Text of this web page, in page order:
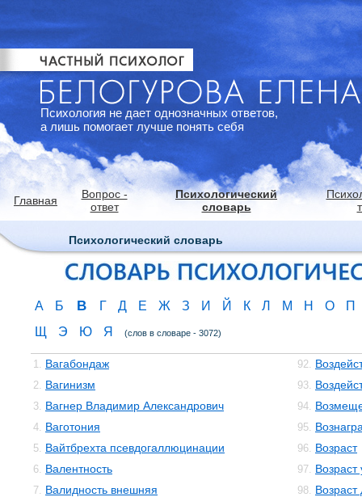
Психология не дает однозначных ответов,
а лишь помогает лучше понять себя
Главная
Вопрос -
ответ
Психологический
словарь
Психологический словарь
А Б В Г Д Е Ж З И Й К Л М Н О
П
Щ
Э Ю Я (слов в словаре - 3072)
1. Вагабондаж
2. Вагинизм
3. Вагнер Владимир Александрович
4. Ваготония
5. Вайтбрехта псевдогаллюцинации
6. Валентность
7. Валидность внешняя
92.
93.
94.
95.
96. Возраст
97.
98.